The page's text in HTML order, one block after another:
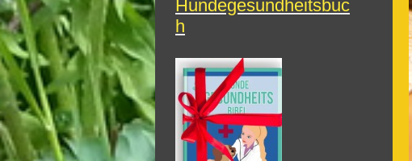
Hundegesundheitsbuc
h